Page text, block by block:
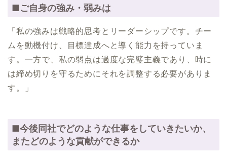
■ご自身の強み・弱みは
「私の強みは戦略的思考とリーダーシップです。チー
ムを動機付け、目標達成へと導く能力を持っていま
す。一方で、私の弱点は過度な完璧主義であり、時に
は締め切りを守るためにそれを調整する必要がありま
す。」
■今後同社でどのような仕事をしていきたいか、
またどのような貢献ができるか